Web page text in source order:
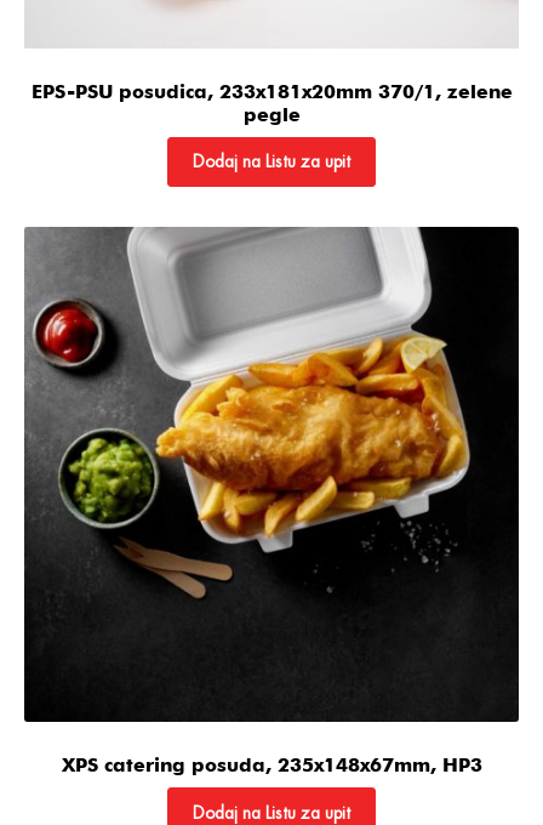
EPS-PSU posudica, 233x181x20mm 370/1, zelene
pegle
Dodaj na Listu za upit
XPS catering posuda, 235x148x67mm, HP3
Dodaj na Listu za upit